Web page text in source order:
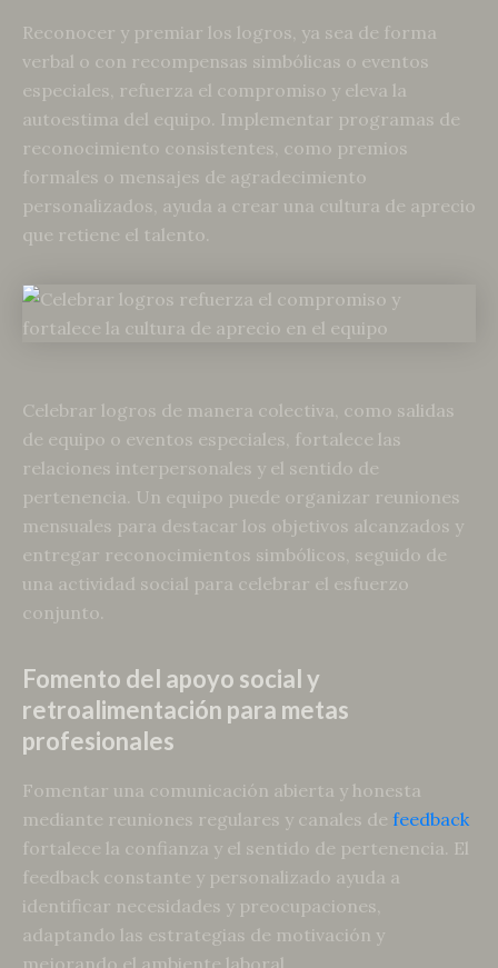
Reconocer y premiar los logros, ya sea de forma
verbal o con recompensas simbólicas o eventos
especiales, refuerza el compromiso y eleva la
autoestima del equipo. Implementar programas de
reconocimiento consistentes, como premios
formales o mensajes de agradecimiento
personalizados, ayuda a crear una cultura de aprecio
que retiene el talento.
Celebrar logros de manera colectiva, como salidas
de equipo o eventos especiales, fortalece las
relaciones interpersonales y el sentido de
pertenencia. Un equipo puede organizar reuniones
mensuales para destacar los objetivos alcanzados y
entregar reconocimientos simbólicos, seguido de
una actividad social para celebrar el esfuerzo
conjunto.
Fomento del apoyo social y
retroalimentación para metas
profesionales
Fomentar una comunicación abierta y honesta
mediante reuniones regulares y canales de feedback
fortalece la confianza y el sentido de pertenencia. El
feedback constante y personalizado ayuda a
identificar necesidades y preocupaciones,
adaptando las estrategias de motivación y
mejorando el ambiente laboral.